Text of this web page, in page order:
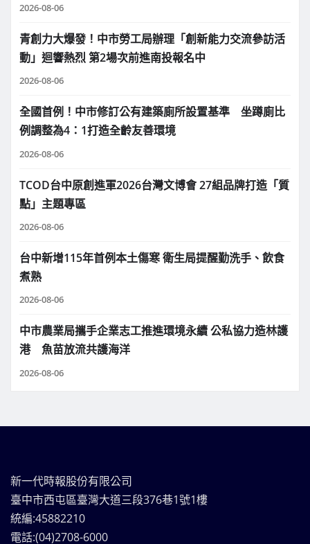
2026-08-06
青創力大爆發！中市勞工局辦理「創新能力交流參訪活
動」迴響熱烈 第2場次前進南投報名中
2026-08-06
全國首例！中市修訂公有建築廁所設置基準 坐蹲廁比
例調整為4：1打造全齡友善環境
2026-08-06
TCOD台中原創進軍2026台灣文博會 27組品牌打造「質
點」主題專區
2026-08-06
台中新增115年首例本土傷寒 衛生局提醒勤洗手、飲食
煮熟
2026-08-06
中市農業局攜手企業志工推進環境永續 公私協力造林護
港 魚苗放流共護海洋
2026-08-06
新一代時報股份有限公司
臺中市西屯區臺灣大道三段376巷1號1樓
統編:45882210
電話:(04)2708-6000